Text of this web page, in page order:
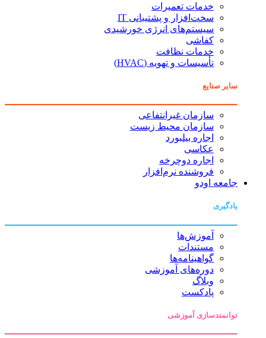
خدمات تعمیرات
سخت‌افزار و پشتیبانی IT
سیستم‌های انرژی خورشیدی
کفاشی
خدمات نظافت
تأسیسات و تهویه (HVAC)
سایر صنایع
سازمان غیرانتفاعی
سازمان محیط زیست
اجاره بیلبورد
عکاسی
اجاره دوچرخه
فروشنده نرم‌افزار
جامعه اودو
یادگیری
آموزش‌ها
مستندات
گواهینامه‌ها
دوره‌های آموزشی
وبلاگ
پادکست
توانمندسازی آموزشی